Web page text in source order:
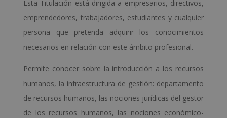
Harvard
Business
Publishing)
cantidad
Esta Titulación está dirigida a empresarios, directivos,
emprendedores, trabajadores, estudiantes y cualquier
persona que pretenda adquirir los conocimientos
necesarios en relación con este ámbito profesional.
Permite conocer sobre la introducción a los recursos
humanos, la infraestructura de gestión: departamento
de recursos humanos, las nociones jurídicas del gestor
de los recursos humanos, las nociones económico-